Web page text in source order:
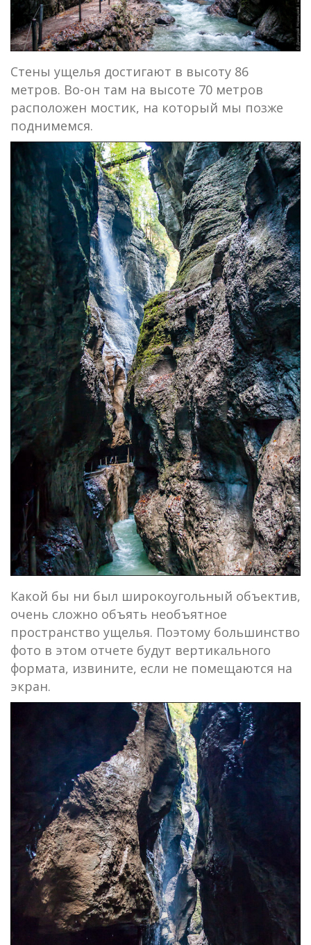
Стены ущелья достигают в высоту 86
метров. Во-он там на высоте 70 метров
расположен мостик, на который мы позже
поднимемся.
Какой бы ни был широкоугольный объектив,
очень сложно объять необъятное
пространство ущелья. Поэтому большинство
фото в этом отчете будут вертикального
формата, извините, если не помещаются на
экран.